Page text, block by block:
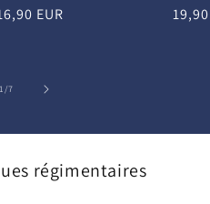
EUR
Prix
1/de
7
régimentaires